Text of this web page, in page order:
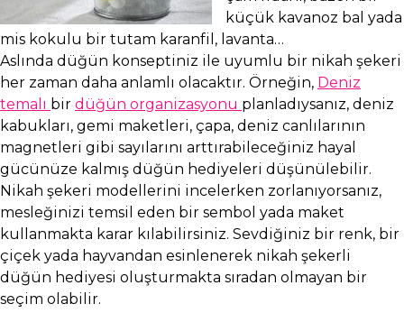
küçük kavanoz bal yada
mis kokulu bir tutam karanfil, lavanta…
Aslında düğün konseptiniz ile uyumlu bir nikah şekeri
her zaman daha anlamlı olacaktır. Örneğin, Deniz
temalı bir düğün organizasyonu planladıysanız, deniz
kabukları, gemi maketleri, çapa, deniz canlılarının
magnetleri gibi sayılarını arttırabileceğiniz hayal
gücünüze kalmış düğün hediyeleri düşünülebilir.
Nikah şekeri modellerini incelerken zorlanıyorsanız,
mesleğinizi temsil eden bir sembol yada maket
kullanmakta karar kılabilirsiniz. Sevdiğiniz bir renk, bir
çiçek yada hayvandan esinlenerek nikah şekerli
düğün hediyesi oluşturmakta sıradan olmayan bir
seçim olabilir.